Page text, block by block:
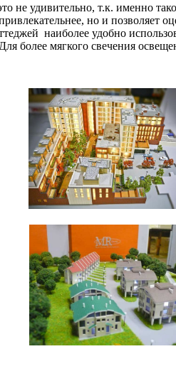
не удивительно, т.к. именно
привлекательнее, но и
наиболее удобно
более мягкого свечения